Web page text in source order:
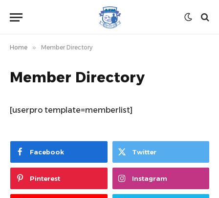
Home » Member Directory
Member Directory
[userpro template=memberlist]
Facebook Twitter
Pinterest Instagram